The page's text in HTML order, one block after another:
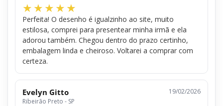
Perfeita! O desenho é igualzinho ao site, muito
estilosa, comprei para presentear minha irmã e ela
adorou também. Chegou dentro do prazo certinho,
embalagem linda e cheiroso. Voltarei a comprar com
certeza.
Evelyn Gitto
Ribeirão Preto - SP
19/02/2026